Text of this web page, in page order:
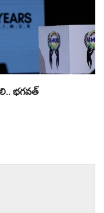
భగవత్